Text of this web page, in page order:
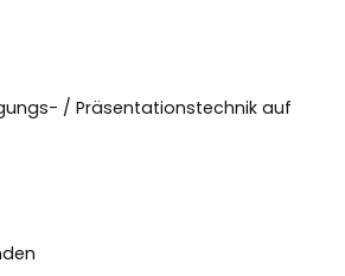
/ Präsentationstechnik auf